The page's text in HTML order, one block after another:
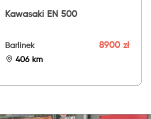
Kawasaki EN 500
Barlinek
406 km
8900 zł